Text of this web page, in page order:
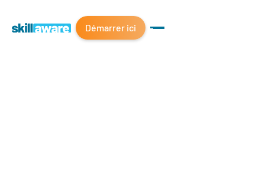
Démarrer ici